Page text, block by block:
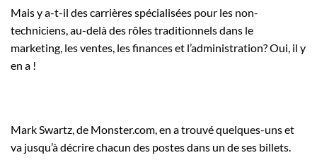
Mais y a-t-il des carrières spécialisées pour les non-
techniciens, au-delà des rôles traditionnels dans le
marketing, les ventes, les finances et l’administration? Oui, il y
en a !
Mark Swartz, de Monster.com, en a trouvé quelques-uns et
va jusqu’à décrire chacun des postes dans un de ses billets.